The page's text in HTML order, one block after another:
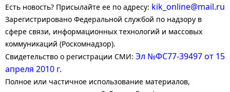
Есть новость? Присылайте ее по адресу: kik_online@mail.ru
Зарегистрировано Федеральной службой по надзору в
сфере связи, информационных технологий и массовых
коммуникаций (Роскомнадзор).
Свидетельство о регистрации СМИ: Эл №ФС77-39497 от 15
апреля 2010 г.
Полное или частичное использование материалов,